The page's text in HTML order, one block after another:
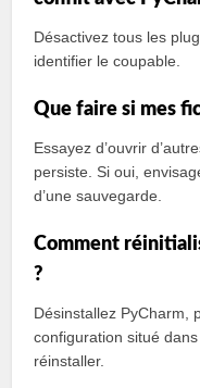
Désactivez tous les
identifier le coupable.
Que faire si mes
Essayez d’ouvrir
persiste. Si oui,
d’une sauvegarde.
Comment
?
Désinstallez PyCharm,
configuration situé
réinstaller.